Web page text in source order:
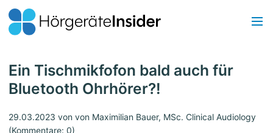
Ein Tischmikfofon bald auch für
Bluetooth Ohrhörer?!
29.03.2023 von von Maximilian Bauer, MSc. Clinical Audiology
(Kommentare: 0)